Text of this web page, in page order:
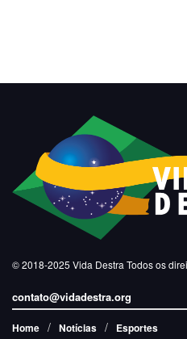
© 2018-2025 Vida Destra Todos os
contato@vidadestra.org
Home Notícias Esportes